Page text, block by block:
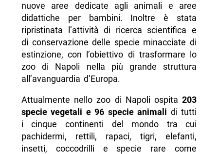
nuove aree dedicate agli animali e aree
didattiche per bambini. Inoltre è stata
ripristinata l’attività di ricerca scientifica e
di conservazione delle specie minacciate di
estinzione, con l’obiettivo di trasformare lo
zoo di Napoli nella più grande struttura
all’avanguardia d’Europa.
Attualmente nello zoo di Napoli ospita203
specie vegetali e 96 specie animali di tutti
i cinque continenti del mondo tra cui
pachidermi, rettili, rapaci, tigri, elefanti,
insetti, coccodrilli e specie rare come